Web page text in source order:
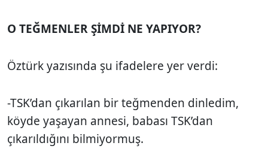
O TEĞMENLER ŞİMDİ NE YAPIYOR?
Öztürk yazısında şu ifadelere yer verdi:
-TSK’dan çıkarılan bir teğmenden dinledim,
köyde yaşayan annesi, babası TSK’dan
çıkarıldığını bilmiyormuş.